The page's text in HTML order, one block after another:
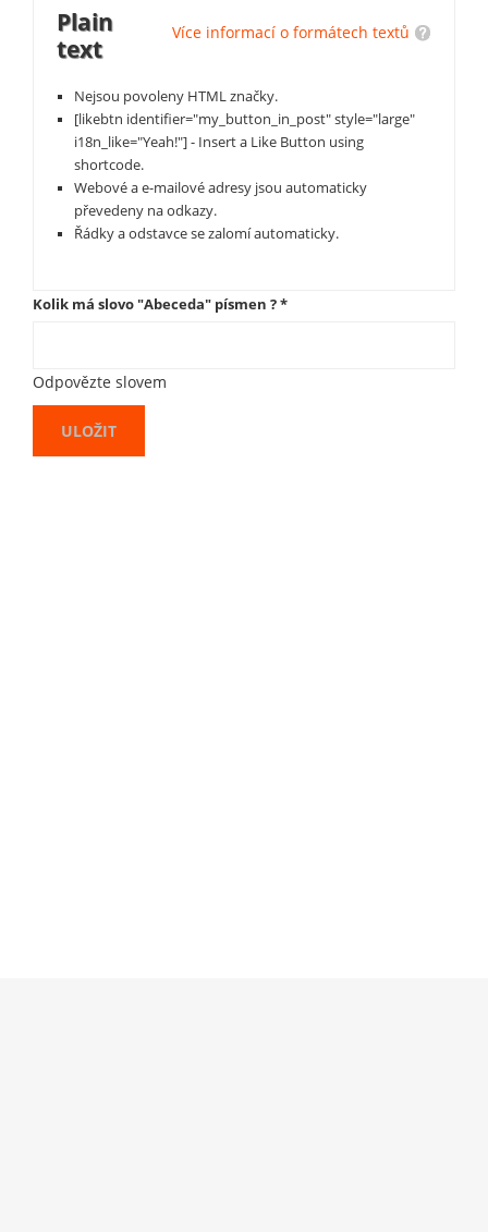
Více informací o formátech textů
Plain
text
Nejsou povoleny HTML značky.
[likebtn identifier="my_button_in_post" style="large"
i18n_like="Yeah!"] - Insert a Like Button using
shortcode.
Webové a e-mailové adresy jsou automaticky
převedeny na odkazy.
Řádky a odstavce se zalomí automaticky.
Kolik má slovo "Abeceda" písmen ?*
Odpovězte slovem